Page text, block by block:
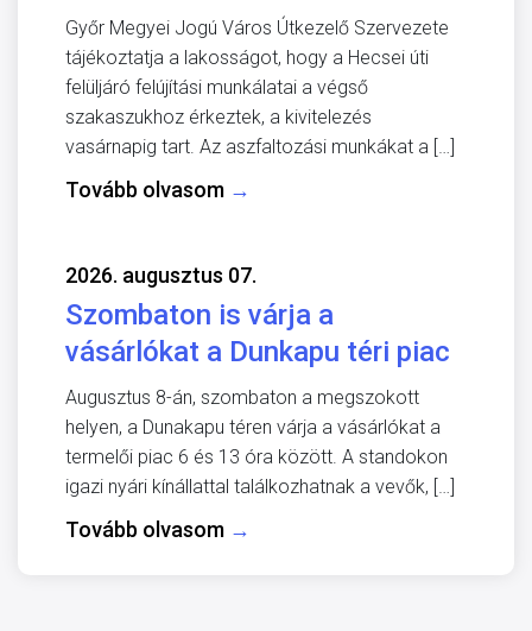
Győr Megyei Jogú Város Útkezelő Szervezete
tájékoztatja a lakosságot, hogy a Hecsei úti
felüljáró felújítási munkálatai a végső
szakaszukhoz érkeztek, a kivitelezés
vasárnapig tart. Az aszfaltozási munkákat a […]
Tovább olvasom →
2026. augusztus 07.
Szombaton is várja a
vásárlókat a Dunkapu téri piac
Augusztus 8-án, szombaton a megszokott
helyen, a Dunakapu téren várja a vásárlókat a
termelői piac 6 és 13 óra között. A standokon
igazi nyári kínállattal találkozhatnak a vevők, […]
Tovább olvasom →